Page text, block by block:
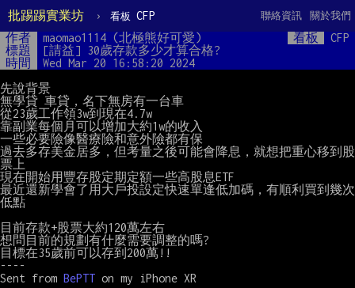
批踢踢實業坊 › 看板 CFP 關於我們
聯絡資訊
作者 maomao1114 (北極熊好可愛) 看板
CFP
標題
[請益] 30歲存款多少才算合格?
時間
Wed Mar 20 16:58:20 2024
先說背景
無學貸 車貸，名下無房有一台車
從23歲工作領3w到現在4.7w
靠副業每個月可以增加大約1w的收入
一些必要險像醫療險和意外險都有保
過去多存美金居多，但考量之後可能會降息，就想把重心移到股
票上
現在開始用豐存股定期定額一些高股息ETF
最近還新學會了用大戶投設定快速單逢低加碼，有順利買到幾次
低點
目前存款+股票大約120萬左右
想問目前的規劃有什麼需要調整的嗎?
目標在35歲前可以存到200萬!!
----
Sent from BePTT on my iPhone XR